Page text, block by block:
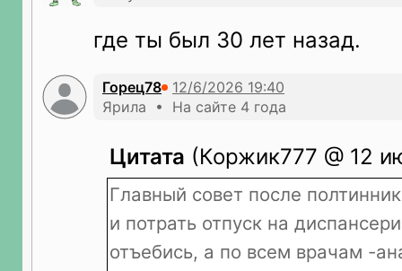
где ты был 30 лет назад.
Горец78
Ярила • На сайте 4 года
Цитата (Коржик777 @ 12
Главный совет после
и потрать отпуск на
отъебись, а по всем врачам -